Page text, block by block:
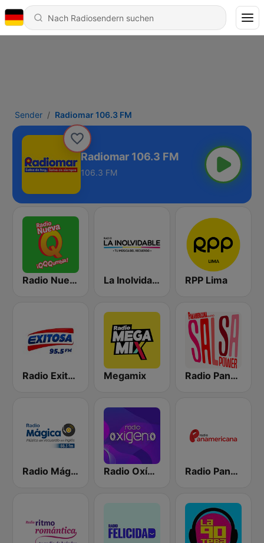
Sender Radiomar 106.3 FM
Radiomar 106.3 FM
106.3 FM
Radio Nueva Q La Inolvidable RPP Lima
Radio Exitosa Megamix Radio Panamericana - Salsa Power
Radio Mágica 88.3 FM Radio Oxígeno Radio Panamericana